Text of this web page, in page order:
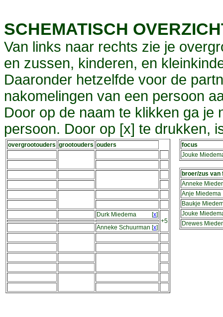
SCHEMATISCH
Van links naar rechts zie je
en zussen, kinderen, en
Daaronder hetzelfde voor de
nakomelingen van een persoon
Door op de naam te klikken ga je
persoon. Door op [x] te drukken,
overgrootouders grootouders ouders
Durk Miedema [x]
+5
Anneke Schuurman [x]
focus
Jouke
broer/zus van
Anneke
Anje Miedema
Baukje
Jouke
Drewes